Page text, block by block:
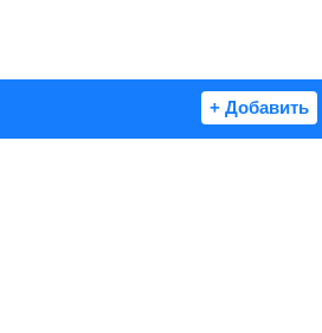
+ Добавить